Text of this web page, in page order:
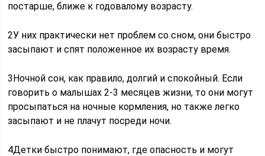
постарше, ближе к годовалому возрасту.
2У них практически нет проблем со сном, они быстро
засыпают и спят положенное их возрасту время.
3Ночной сон, как правило, долгий и спокойный. Если
говорить о малышах 2-3 месяцев жизни, то они могут
просыпаться на ночные кормления, но также легко
засыпают и не плачут посреди ночи.
4Детки быстро понимают, где опасность и могут